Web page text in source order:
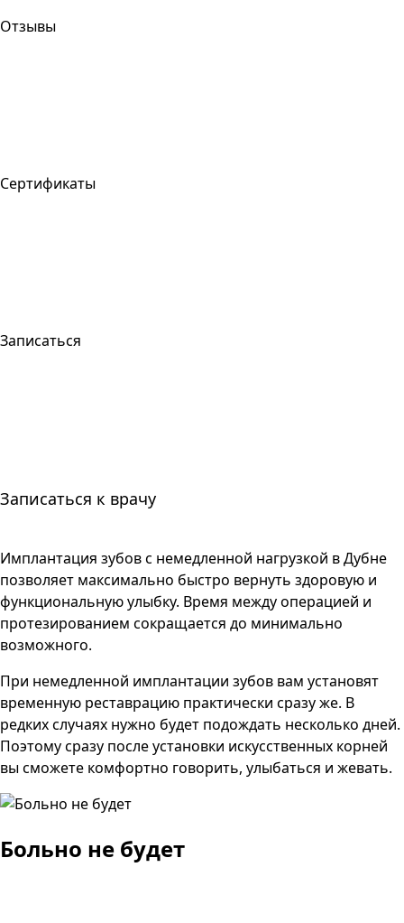
Отзывы
Сертификаты
Записаться
Записаться к врачу
Имплантация зубов с немедленной нагрузкой в Дубне
позволяет максимально быстро вернуть здоровую и
функциональную улыбку. Время между операцией и
протезированием сокращается до минимально
возможного.
При немедленной имплантации зубов вам установят
временную реставрацию практически сразу же. В
редких случаях нужно будет подождать несколько дней.
Поэтому сразу после установки искусственных корней
вы сможете комфортно говорить, улыбаться и жевать.
Больно не будет